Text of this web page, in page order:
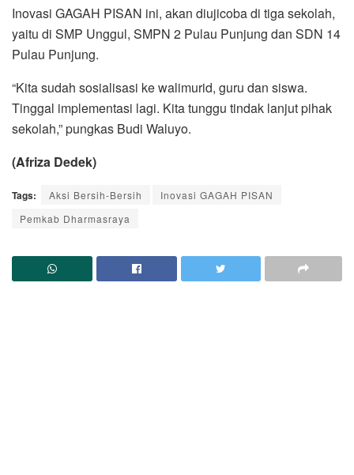
Inovasi GAGAH PISAN ini, akan diujicoba di tiga sekolah,
yaitu di SMP Unggul, SMPN 2 Pulau Punjung dan SDN 14
Pulau Punjung.
“Kita sudah sosialisasi ke walimurid, guru dan siswa.
Tinggal implementasi lagi. Kita tunggu tindak lanjut pihak
sekolah,” pungkas Budi Waluyo.
(Afriza Dedek)
Tags: Aksi Bersih-Bersih
Inovasi GAGAH PISAN
Pemkab Dharmasraya